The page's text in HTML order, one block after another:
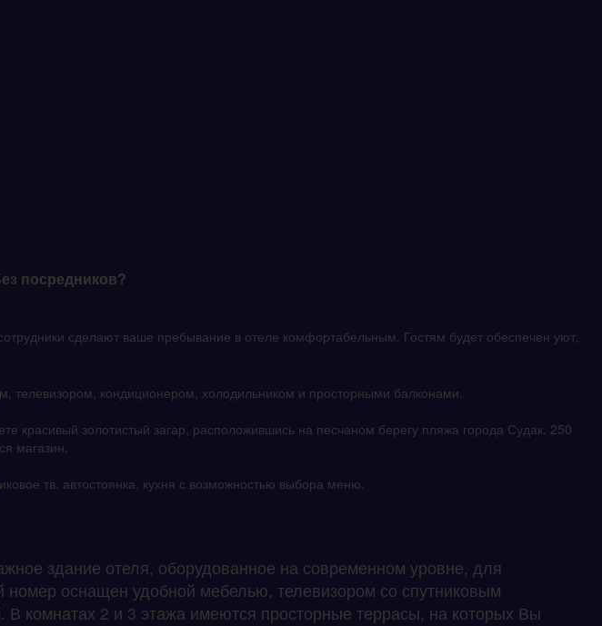
посредников?
сделают ваше пребывание в отеле комфортабельным. Гостям будет обеспечен уют,
кондиционером, холодильником и просторными балконами.
красивый золотистый загар, расположившись на песчаном берегу пляжа города Судак. 250
магазин.
тв. автостоянка, кухня с возможностью выбора меню.
здание отеля, оборудованное на современном уровне, для
оснащен удобной мебелью, телевизором со спутниковым
комнатах 2 и 3 этажа имеются просторные террасы, на которых Вы